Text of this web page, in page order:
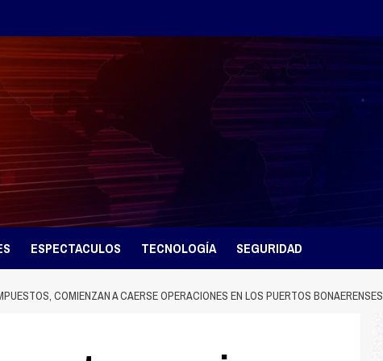
ESPECTACULOS TECNOLOGÍA SEGURIDAD
COMIENZAN A CAERSE OPERACIONES EN LOS PUERTOS BONAERENSES